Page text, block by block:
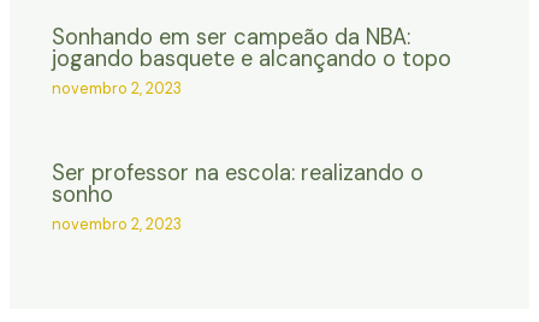
Sonhando em ser campeão da NBA:
jogando basquete e alcançando o topo
novembro 2, 2023
Ser professor na escola: realizando o
sonho
novembro 2, 2023